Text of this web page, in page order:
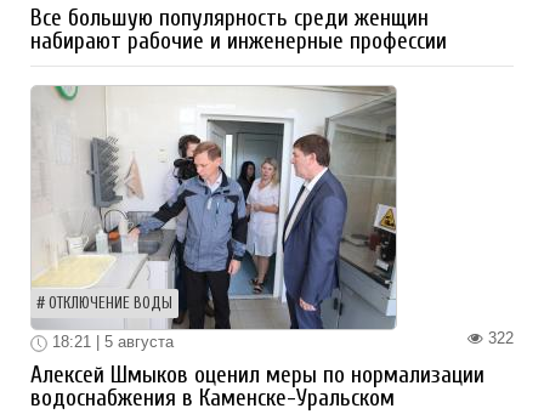
Все большую популярность среди женщин
набирают рабочие и инженерные профессии
ОТКЛЮЧЕНИЕ ВОДЫ
322
18:21 | 5 августа
Алексей Шмыков оценил меры по нормализации
водоснабжения в Каменске-Уральском